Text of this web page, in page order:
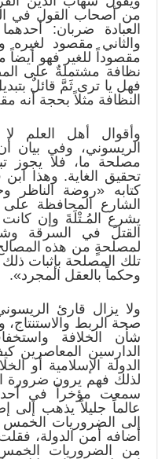
من أصحاب القول في
العبادة ضربان:
والثاني مقصود
مقصوداً للغير فهو
نظافة مشتملةٌ على
فهل يا ترى ثَمَّ قائلٌ
النظافة مثلاً بحجة أنه
وأقوال أهل العلم
الريسوني، وفي بيان
مصلحة ما، فلا يجوز
تحقيق الغاية. وهذا
كتابه «روضة الناظر
الشارع المحافظة
يشرع المُـتْلَةَ وإن
القتلَ في السرقة
لمصلحةٍ من هذه
تلك المصلحة بإثبات
وحكماً بالعقل المجرد».
ولا يزال قارئ
صحة الربط والاستنتاج،
شأن الخلافة
الدارسين المعاصرين
الدولة الإسلامية أو
لذلك فهم يرون ضرورة
سمعت مؤخراً في أحد
عالماً جليلاً يذهب إلى
إلى الضروريات
أضافه أمن الدولة،
من الضروريات